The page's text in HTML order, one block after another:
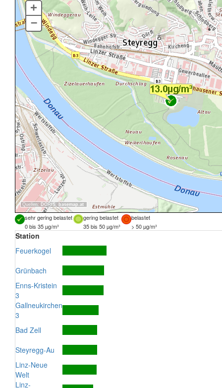
Quellen: DORIS, basemap.at
+
–
sehr gering belastet gering belastet
belastet
0 bis 35 µg/m³
35 bis 50 µg/m³ > 50 µg/m³
Station
Feuerkogel
Grünbach
Enns-Kristein
3
Gallneukirchen
3
Bad Zell
Steyregg-Au
Linz-Neue
Welt
Linz-